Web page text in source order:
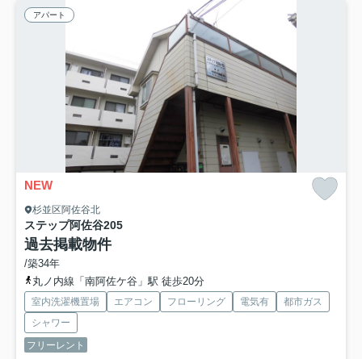
アパート
NEW
杉並区阿佐谷北
ステップ阿佐谷205
過去掲載物件
/築34年
丸ノ内線「南阿佐ケ谷」駅 徒歩20分
室内洗濯機置場 エアコン フローリング 電気有
都市ガス
シャワー
フリーレント